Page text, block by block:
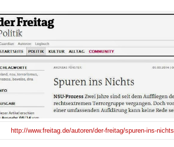
http://www.freitag.de/autoren/der-freitag/spuren-ins-nichts